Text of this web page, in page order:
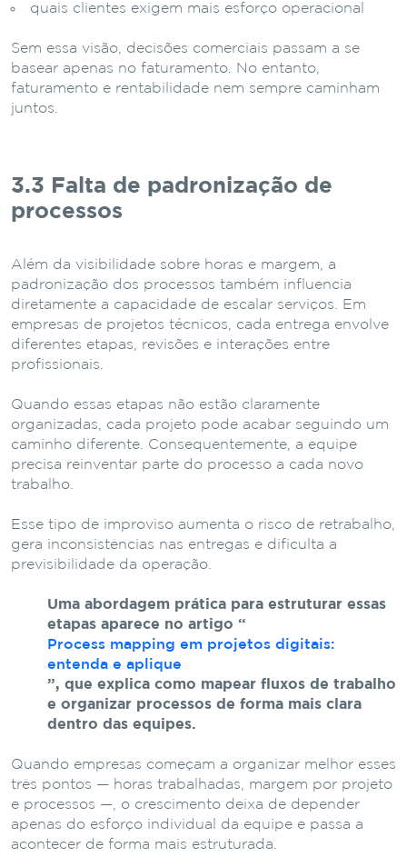
quais clientes exigem mais esforço operacional
Sem essa visão, decisões comerciais passam a se
basear apenas no faturamento. No entanto,
faturamento e rentabilidade nem sempre caminham
juntos.
3.3 Falta de padronização de
processos
Além da visibilidade sobre horas e margem, a
padronização dos processos também influencia
diretamente a capacidade de escalar serviços.
Em
empresas de projetos técnicos, cada entrega envolve
diferentes etapas, revisões e interações entre
profissionais.
Quando essas etapas não estão claramente
organizadas, cada projeto pode acabar seguindo um
caminho diferente. Consequentemente, a equipe
precisa reinventar parte do processo a cada novo
trabalho.
Esse tipo de improviso aumenta o risco de retrabalho,
gera inconsistências nas entregas e dificulta a
previsibilidade da operação.
Uma abordagem prática para estruturar essas
etapas aparece no artigo “
Process mapping em projetos digitais:
entenda e aplique
”, que explica como mapear fluxos de trabalho
e organizar processos de forma mais clara
dentro das equipes.
Quando empresas começam a organizar melhor esses
três pontos — horas trabalhadas, margem por projeto
e processos —, o crescimento deixa de depender
apenas do esforço individual da equipe e passa a
acontecer de forma mais estruturada.